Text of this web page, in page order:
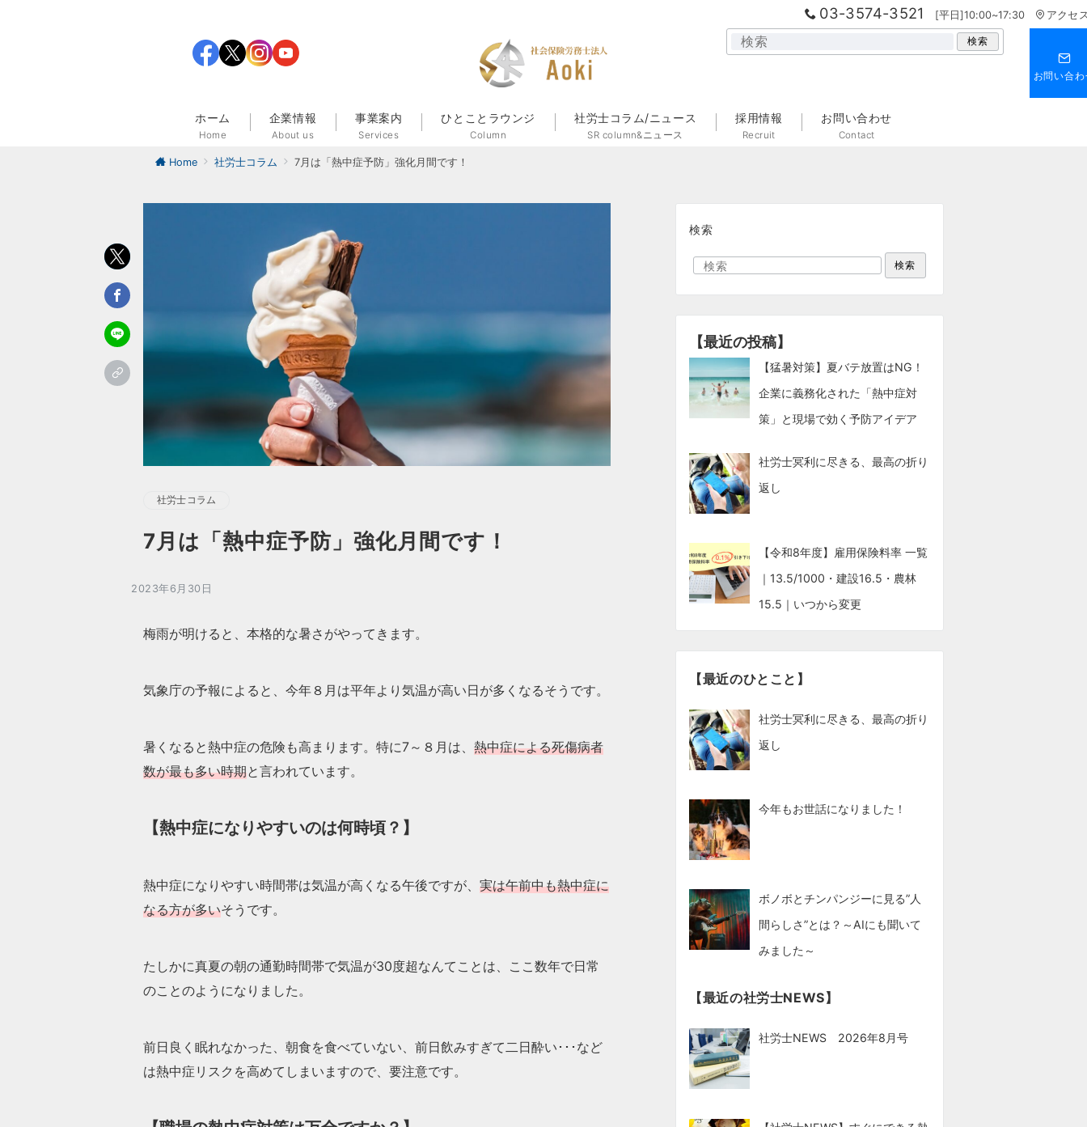
03-3574-3521 [平日]10:00~17:30 アクセ
検索
お問い合わ
ホーム
Home
企業情報
About us
事業案内
Services
ひとことラウンジ
Column
社労士コラム/ニュース
SR column&ニュース
採用情報
Recruit
お問い合わせ
Contact
Home 社労士コラム 7月は「熱中症予防」強化月間です！
社労士コラム
7月は「熱中症予防」強化月間です！
2023年6月30日
梅雨が明けると、本格的な暑さがやってきます。
気象庁の予報によると、今年８月は平年より気温が高い日が多くなるそうです。
暑くなると熱中症の危険も高まります。特に7～８月は、 熱中症による死傷病者
数が最も多い時期と言われています。
【熱中症になりやすいのは何時頃？】
熱中症になりやすい時間帯は気温が高くなる午後ですが、 実は午前中も熱中症に
なる方が多いそうです。
たしかに真夏の朝の通勤時間帯で気温が30度超なんてことは、ここ数年で日常
のことのようになりました。
前日良く眠れなかった、朝食を食べていない、前日飲みすぎて二日酔い･･･など
は熱中症リスクを高めてしまいますので、要注意です。
検索
検索
【最近の投稿】
【猛暑対策】夏バテ放置はNG！
企業に義務化された「熱中症対
策」と現場で効く予防アイデア
社労士冥利に尽きる、最高の折り
返し
【令和8年度】雇用保険料率 一覧
｜13.5/1000・建設16.5・農林
15.5｜いつから変更
【最近のひとこと】
社労士冥利に尽きる、最高の折り
返し
今年もお世話になりました！
ボノボとチンパンジーに見る”人
間らしさ”とは？～AIにも聞いて
みました～
【最近の社労士NEWS】
社労士NEWS 2026年8月号